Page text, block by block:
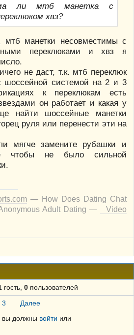
ли мтб манетка с
хвз?
мтб манетки несовместимы с
переклюками и хвз я
не даст, т.к. мтб переклюк
шоссейной системой на 2 и 3
к переклюкам есть
он работает и какая у
найти шоссейные манетки
руля или перенести эти на
мягче замените рубашки и
чтобы не было сильной
— How Does Dating Chat
Adult Dating —
Video
гость, 0пользователей
3
Далее
вы должны войти или